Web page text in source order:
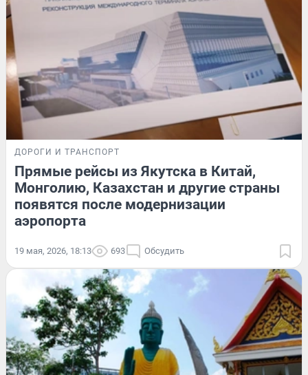
ДОРОГИ И ТРАНСПОРТ
Прямые рейсы из Якутска в Китай,
Монголию, Казахстан и другие страны
появятся после модернизации
аэропорта
19 мая, 2026, 18:13 693 Обсудить